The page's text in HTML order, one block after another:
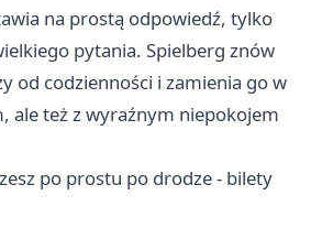
na prostą odpowiedź, tylko
pytania. Spielberg znów
od codzienności i zamienia go w
ale też z wyraźnym niepokojem
po prostu po drodze - bilety